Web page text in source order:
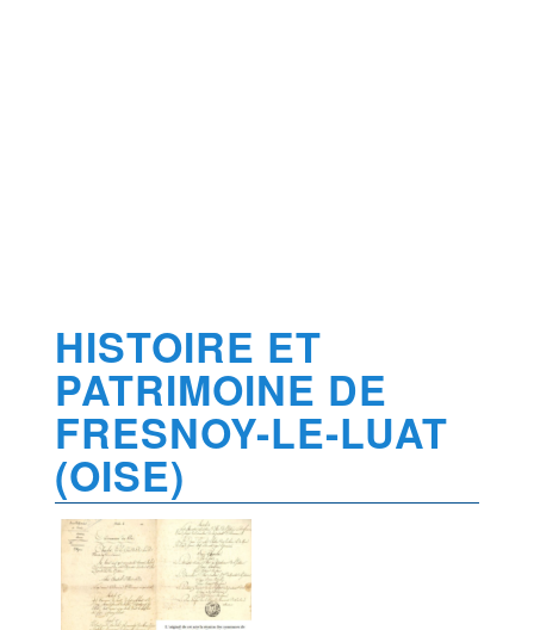
HISTOIRE ET
PATRIMOINE DE
FRESNOY-LE-LUAT
(OISE)